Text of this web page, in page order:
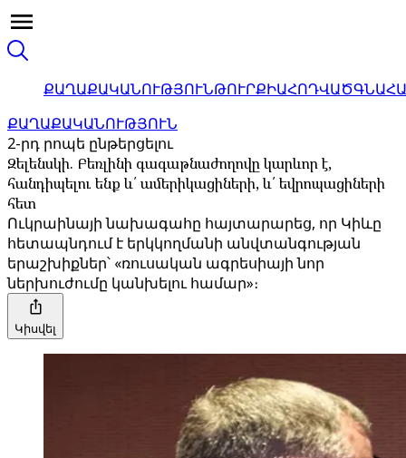
ՔԱՂԱՔԱԿԱՆՈՒԹՅՈՒՆԹՈՒՐՔԻԱՀՈԴՎԱԾ
ՔԱՂԱՔԱԿԱՆՈՒԹՅՈՒՆ
2-րդ րոպե ընթերցելու
Զելենսկի. Բեռլինի գագաթնաժողովը կարևոր է,
հանդիպելու ենք և՛ ամերիկացիների, և՛ եվրոպացիների
հետ
Ուկրաինայի նախագահը հայտարարեց, որ Կիևը
հետապնդում է երկկողմանի անվտանգության
երաշխիքներ՝ «ռուսական ագրեսիայի նոր
ներխուժումը կանխելու համար»։
Կիսվել